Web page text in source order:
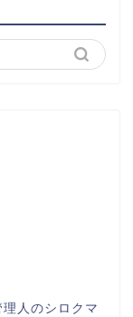
理人のシロクマ